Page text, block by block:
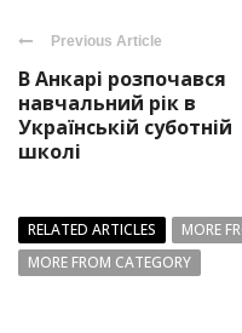
Previous Article
В Анкарі розпочався
навчальний рік в
Українській суботній
школі
RELATED ARTICLES
MORE
MORE FROM CATEGORY